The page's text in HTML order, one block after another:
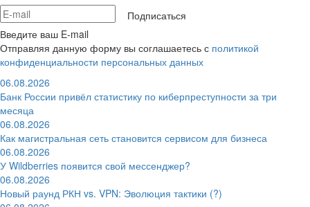
Подписаться
Введите ваш E-mail
Отправляя данную форму вы соглашаетесь с политикой
конфиденциальности персональных данных
06.08.2026
Банк России привёл статистику по киберпреступности за три
месяца
06.08.2026
Как магистральная сеть становится сервисом для бизнеса
06.08.2026
У Wildberries появится свой мессенджер?
06.08.2026
Новый раунд РКН vs. VPN: Эволюция тактики (?)